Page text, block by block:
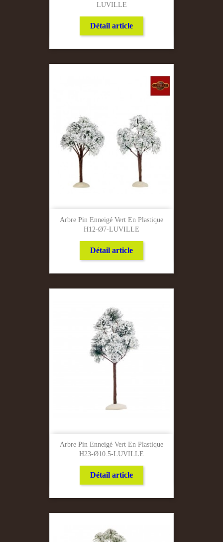
LUVILLE
Détail article
Arbre Pin Enneigé Vert En Plastique
H12-Ø7-LUVILLE
Détail article
Arbre Pin Enneigé Vert En Plastique
H23-Ø10.5-LUVILLE
Détail article